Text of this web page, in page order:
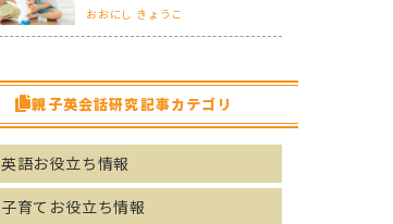
どもから学ぶ！
おおにし きょうこ
親子英会話研究記事カテゴリ
英語お役立ち情報
子育てお役立ち情報